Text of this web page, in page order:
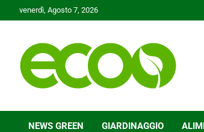
to
venerdì, Agosto 7, 2026
Ecoo.it
NEWS GREEN GIARDINAGGIO